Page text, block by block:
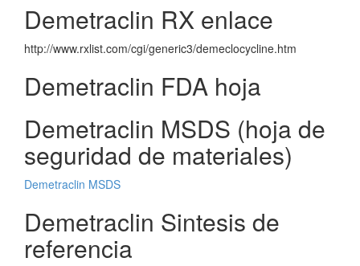
Demetraclin RX enlace
http://www.rxlist.com/cgi/generic3/demeclocycline.htm
Demetraclin FDA hoja
Demetraclin MSDS (hoja de
seguridad de materiales)
Demetraclin MSDS
Demetraclin Sintesis de
referencia